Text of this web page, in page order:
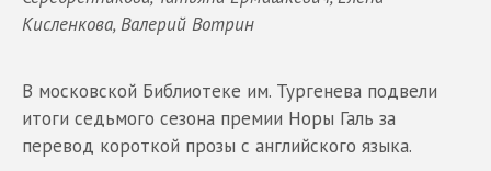
Кисленкова, Валерий Вотрин
В московской Библиотеке им. Тургенева подвели
итоги седьмого сезона премии Норы Галь за
перевод короткой прозы с английского языка.